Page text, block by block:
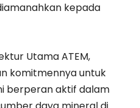
kepada
Utama ATEM,
komitmennya untuk
berperan aktif dalam